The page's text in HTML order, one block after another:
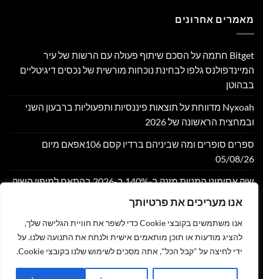
אנו מעריכים את פרטיותך
אנו משתמשים בקובצי Cookie כדי לשפר את חוויית הגלישה שלך,
להציג מודעות או תוכן מותאמים אישית ולנתח את התנועה שלנו. על
ידי לחיצה על "קבל הכל", אתה מסכים לשימוש שלנו בקובצי Cookie.
מאמרים אחרונים
Bitget חתמה על הסכם שיתוף פעולה עם הרשות של עיר
המיינדפולנס גלפו לבחינת נוכחות מורשית של נכסים דיגיטליים
בבהוטן
Nyxoah מדווחת על תוצאות פיננסיות ותפעוליות ברבעון השני
ובמחצית הראשונה של 2026
ספרים סופרים ומה שביניהם ברדיו קסם 106אפאם מיום
05/08/26
שוק אסימוני המניות מזנק ב-140% ב-2026 בהתאם למיפוי השוק
Moove גייסה 250 מיליון דולר לפי שווי של 2.1 מיליארד דולר,
במטרה להרחיב את התשתית הגלובלית לתחבורה אוטונומית